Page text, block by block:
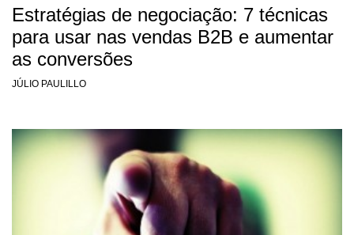
Estratégias de negociação: 7 técnicas
para usar nas vendas B2B e aumentar
as conversões
JÚLIO PAULILLO